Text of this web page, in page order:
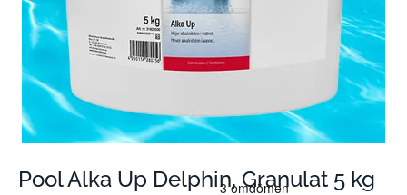
Pool Alka Up Delphin, Granulat 5 kg